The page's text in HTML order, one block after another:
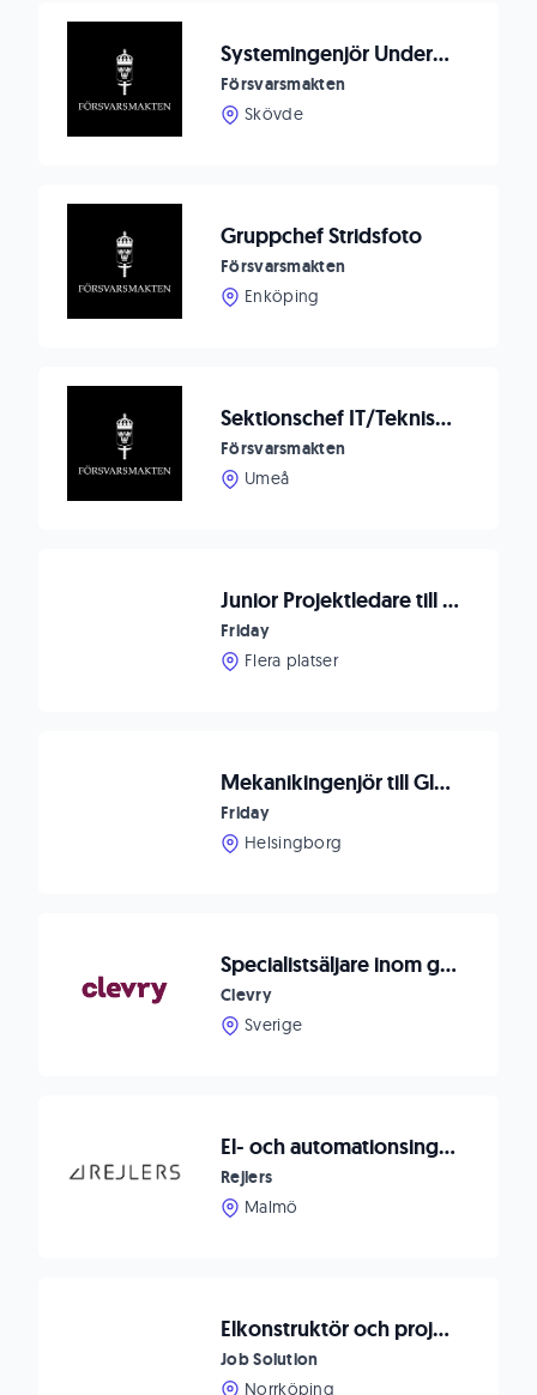
Systemingenjör Underhållsutrustning till Försvarsmaktens logistik
Försvarsmakten
Skövde
Gruppchef Stridsfoto
Försvarsmakten
Enköping
Sektionschef IT/Teknisk bevakning
Försvarsmakten
Umeå
Junior Projektledare till Bolag inom Hållbar Vattenhantering
Friday
Flera platser
Mekanikingenjör till Globalt Bolag i Helsinborg
Friday
Helsingborg
Specialistsäljare inom geoteknik till Dahl
Clevry
Sverige
El- och automationsingenjör
Rejlers
Malmö
Elkonstruktör och projektledare till Johsjö!
Job Solution
Norrköping